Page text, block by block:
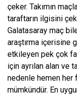
çeker. Takımın
taraftarın ilgisini
Galatasaray maç
araştırma içerisine
etkileyen pek çok
için ayrılan alan ve
nedenle hemen her
mümkündür. En